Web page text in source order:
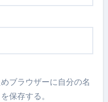
ブラウザーに自分の名
保存する。